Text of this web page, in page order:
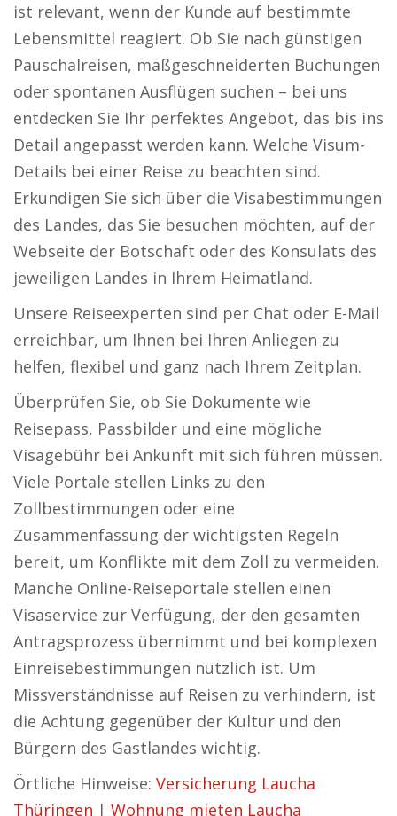
ist relevant, wenn der Kunde auf bestimmte
Lebensmittel reagiert. Ob Sie nach günstigen
Pauschalreisen, maßgeschneiderten Buchungen
oder spontanen Ausflügen suchen – bei uns
entdecken Sie Ihr perfektes Angebot, das bis ins
Detail angepasst werden kann. Welche Visum-
Details bei einer Reise zu beachten sind.
Erkundigen Sie sich über die Visabestimmungen
des Landes, das Sie besuchen möchten, auf der
Webseite der Botschaft oder des Konsulats des
jeweiligen Landes in Ihrem Heimatland.
Unsere Reiseexperten sind per Chat oder E-Mail
erreichbar, um Ihnen bei Ihren Anliegen zu
helfen, flexibel und ganz nach Ihrem Zeitplan.
Überprüfen Sie, ob Sie Dokumente wie
Reisepass, Passbilder und eine mögliche
Visagebühr bei Ankunft mit sich führen müssen.
Viele Portale stellen Links zu den
Zollbestimmungen oder eine
Zusammenfassung der wichtigsten Regeln
bereit, um Konflikte mit dem Zoll zu vermeiden.
Manche Online-Reiseportale stellen einen
Visaservice zur Verfügung, der den gesamten
Antragsprozess übernimmt und bei komplexen
Einreisebestimmungen nützlich ist. Um
Missverständnisse auf Reisen zu verhindern, ist
die Achtung gegenüber der Kultur und den
Bürgern des Gastlandes wichtig.
Örtliche Hinweise: Versicherung Laucha
Thüringen | Wohnung mieten Laucha